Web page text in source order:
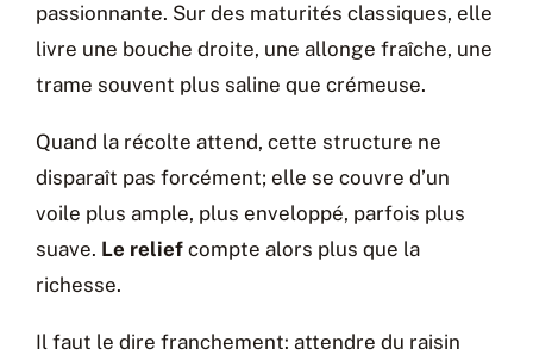
passionnante. Sur des maturités classiques, elle
livre une bouche droite, une allonge fraîche, une
trame souvent plus saline que crémeuse.
Quand la récolte attend, cette structure ne
disparaît pas forcément; elle se couvre d’un
voile plus ample, plus enveloppé, parfois plus
suave. Le relief compte alors plus que la
richesse.
Il faut le dire franchement: attendre du raisin